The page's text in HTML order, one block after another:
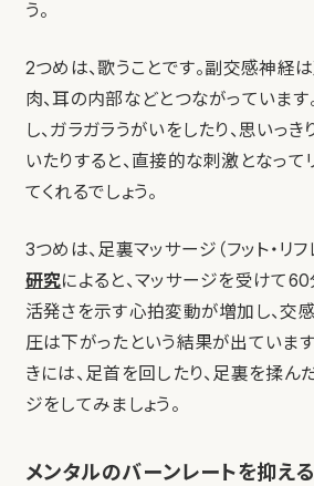
う。
2つめは、歌うことです。副交感神経
肉、耳の内部などとつながっています
し、ガラガラうがいをしたり、思いっ
いたりすると、直接的な刺激となって
てくれるでしょう。
3つめは、足裏マッサージ（フット・リフ
研究によると、マッサージを受けて
活発さを示す心拍変動が増加し、交
圧は下がったという結果が出ています
きには、足首を回したり、足裏を揉ん
ジをしてみましょう。
メンタルのバーンレートを抑え